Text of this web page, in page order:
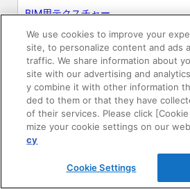
BIM用テクスチャー
図面（PDF）
申請関係認定書類
施工・取扱説明書
動画
We use cookies to improve your
site, to personalize content and ads
traffic. We share information about
site with our advertising and
y combine it with other information
ded to them or that they have
of their services. Please click
mize your cookie settings on our
cy
Cookie Settings